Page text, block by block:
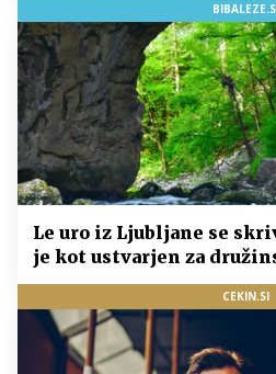
Le uro iz Ljubljane se
je kot ustvarjen za
CEKIN.SI